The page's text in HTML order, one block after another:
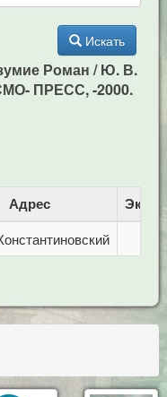
Искать
Роман / Ю. В.
ПРЕСС, -2000.
Адрес